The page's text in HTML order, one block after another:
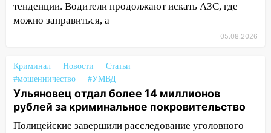
08:21 В Заволжском районе украли два
велосипеда
погода в четверг
06:00 Четыре года борьбы: ульяновские
юристы помогли женщине засудить УК
за плесень на стенах
тенденции. Водители продолжают искать АЗС, где
можно заправиться, а
05.08.2026
Криминал Новости
Статьи
#мошенничество
#УМВД
Ульяновец отдал более 14 миллионов
рублей за криминальное покровительство
Полицейские завершили расследование уголовного